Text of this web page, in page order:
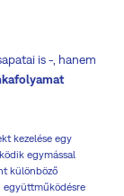
is -, hanem
kezelése egy
egymással
különböző
együttműködésre